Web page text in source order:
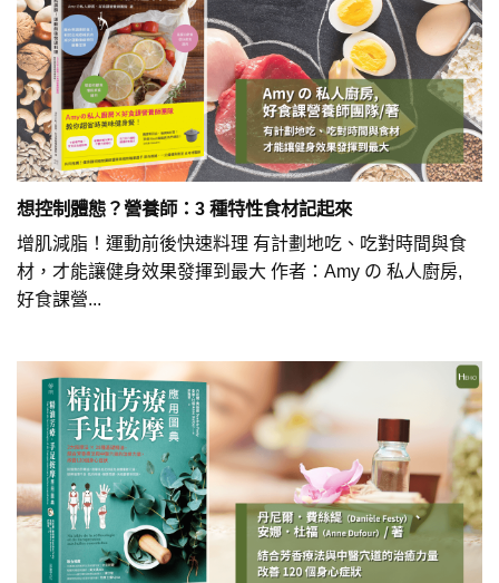
想控制體態？營養師：3 種特性食材記起來
增肌減脂！運動前後快速料理 有計劃地吃、吃對時間與食
材，才能讓健身效果發揮到最大 作者：Amy の 私人廚房,
好食課營...